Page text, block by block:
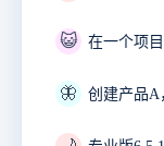
😺
🦋